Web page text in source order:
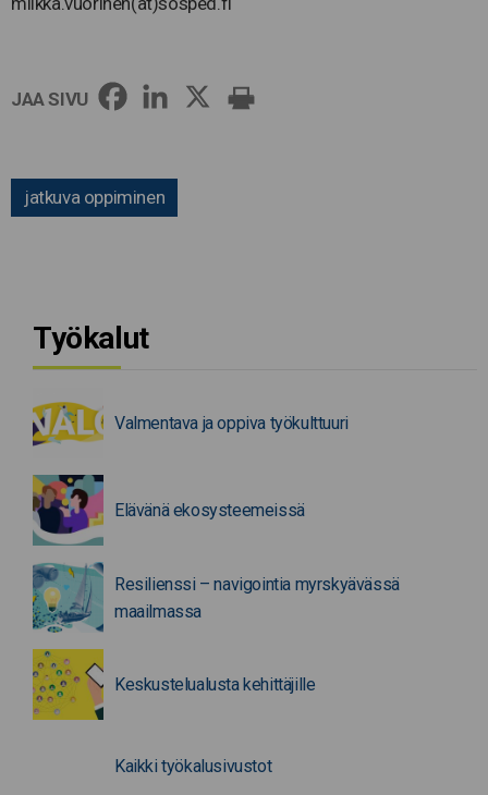
JAA SIVU
jatkuva oppiminen
Työkalut
Valmentava ja oppiva työkulttuuri
Elävänä ekosysteemeissä
Resilienssi – navigointia myrskyävässä
maailmassa
Keskustelualusta kehittäjille
Kaikki työkalusivustot